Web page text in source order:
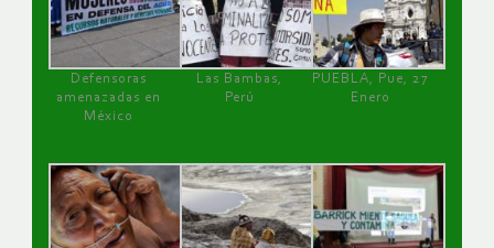
Defensoras
amenazadas en
México
Las Bambas,
Perú
PUEBLA, Pue, 27
Enero